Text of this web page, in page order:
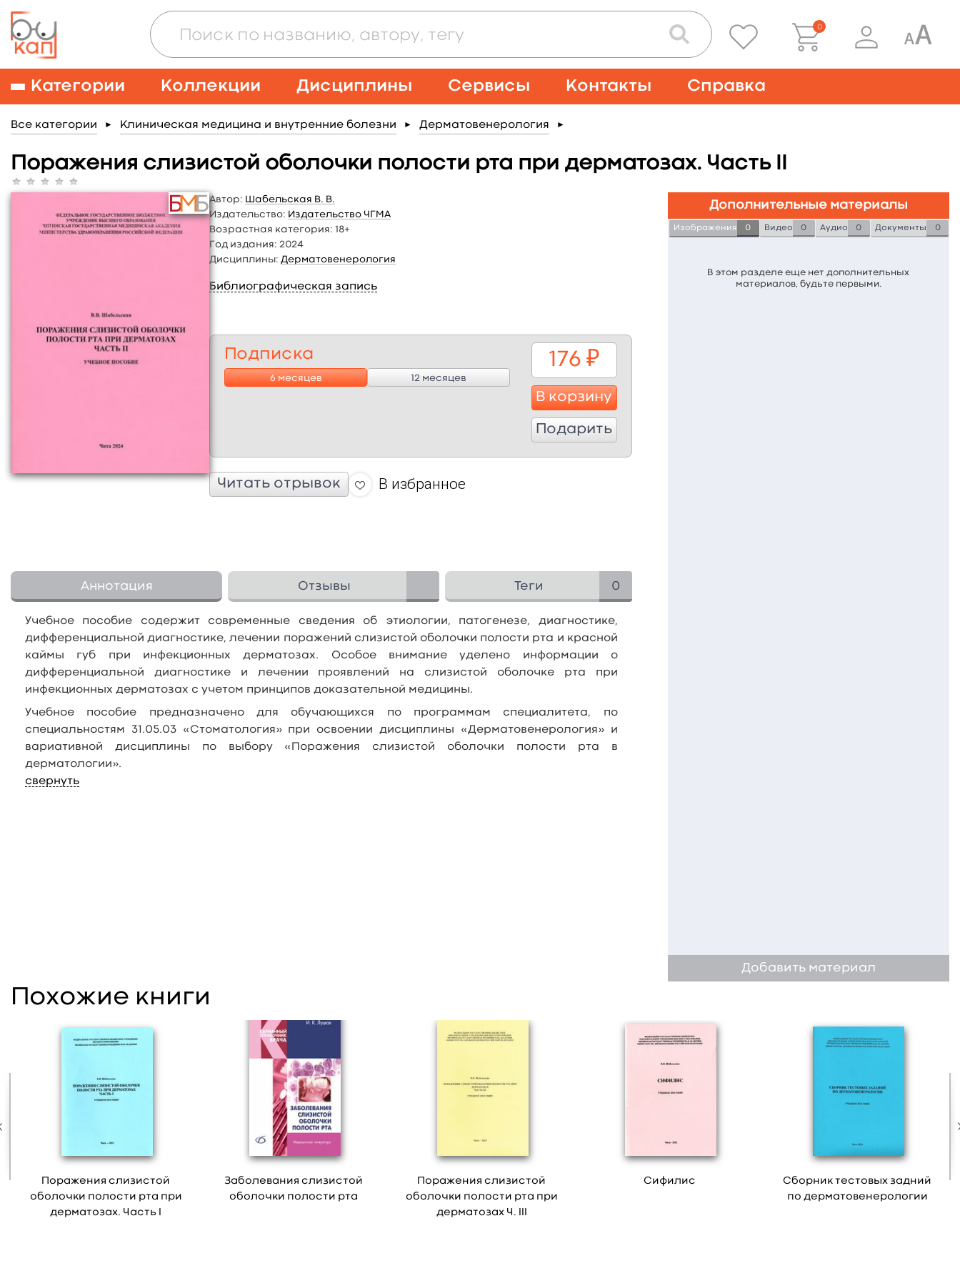
0
Категории Коллекции Дисциплины Сервисы Контакты Справка
Все категории ► Клиническая медицина и внутренние болезни ► Дерматовенерология ►
Поражения слизистой оболочки полости рта при дерматозах. Часть II
Автор:
Шабельская В. В.
Издательство: Издательство ЧГМА
Возрастная категория: 18+
Год издания: 2024
Дисциплины: Дерматовенерология
Библиографическая запись
Подписка
6 месяцев 12 месяцев
176 ₽
В корзину
Подарить
Читать отрывок В избранное
Аннотация Отзывы Теги 0
Учебное пособие содержит современные сведения об этиологии, патогенезе, диагностике,
дифференциальной диагностике, лечении поражений слизистой оболочки полости рта и красной
каймы губ при инфекционных дерматозах. Особое внимание уделено информации о
дифференциальной диагностике и лечении проявлений на слизистой оболочке рта при
инфекционных дерматозах с учетом принципов доказательной медицины.
Учебное пособие предназначено для обучающихся по программам специалитета, по
специальностям 31.05.03 «Стоматология» при освоении дисциплины «Дерматовенерология» и
вариативной дисциплины по выбору «Поражения слизистой оболочки полости рта в
дерматологии».
свернуть
Дополнительные материалы
Изображения 0 Видео 0 Аудио 0 Документы 0
В этом разделе еще нет дополнительных
материалов, будьте первыми.
Добавить материал
Похожие книги
Поражения слизистой
оболочки полости рта при
дерматозах. Часть I
Заболевания слизистой
оболочки полости рта
Поражения слизистой
оболочки полости рта при
дерматозах Ч. III
Сифилис
Сборник тестовых задний
по дерматовенерологии